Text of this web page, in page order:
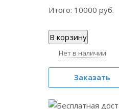
Итого: 10000 руб.
В корзину
Нет в наличии
Заказать